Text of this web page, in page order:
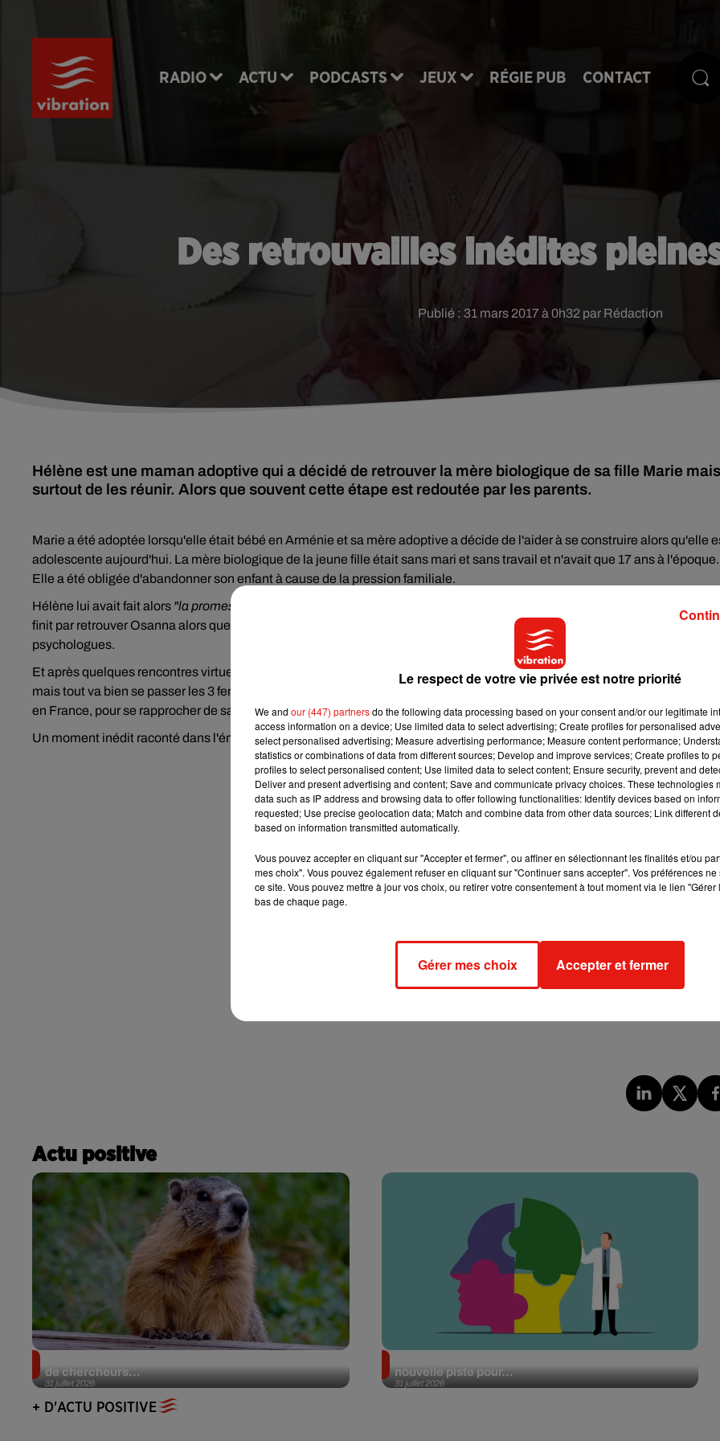
RADIO ACTU PODCASTS JEUX RÉGIE PUB CONTACT
Des retrouvailles inédites
Publié : 31 mars 2017 à 0h32 par Rédaction
Hélène est une maman adoptive qui a décidé de retrouver la mère biologique de sa fille Marie mais
surtout de les réunir. Alors que souvent cette étape est redoutée par les parents.
Marie a été adoptée lorsqu'elle était bébé en Arménie et sa mère adoptive a décide de l'aider à se construire alors qu'elle
adolescente aujourd'hui. La mère biologique de la jeune fille était sans mari et sans travail et n'avait que 17 ans à l'époque.
Elle a été obligée d'abandonner son enfant à cause de la pression familiale.
Hélène lui avait fait alors "la promesse silencieuse qu'elle connaîtra sa fille"
finit par retrouver Osanna alors que Marie n'avait que 10 ans. Elle lui annonce sans l'avis de son mari et contre celui des
psychologues.
Et après quelques rencontres virtuelles via Skype, Hélène va programmer des retrouvailles réelles. La situation est inédite
mais tout va bien se passer les 3 femmes vont apprendre à se connaître. Hélène va même proposer à Osanna de venir vivre
en France, pour se rapprocher de sa fille biologique.
Un moment inédit raconté dans l'émission "Sept à Huit" sur TF1.
Actu positive
31 juillet 2026
de chercheurs...
31 juillet 2026
nouvelle piste pour...
+ D'ACTU POSITIVE
Le respect de votre vie privée est notre priorité
We and our (447) partnersdo the following data processing based on your consent and/or our legitimate
access information on a device; Use limited data to select advertising; Create profiles for personalised
select personalised advertising; Measure advertising performance; Measure content performance;
statistics or combinations of data from different sources; Develop and improve services; Create profiles to
profiles to select personalised content; Use limited data to select content; Ensure security, prevent and
Deliver and present advertising and content; Save and communicate privacy choices. These technologies
data such as IP address and browsing data to offer following functionalities: Identify devices based on
requested; Use precise geolocation data; Match and combine data from other data sources; Link different
based on information transmitted automatically.
Vous pouvez accepter en cliquant sur "Accepter et fermer", ou affiner en sélectionnant les finalités et/ou
mes choix". Vous pouvez également refuser en cliquant sur "Continuer sans accepter". Vos préférences
ce site. Vous pouvez mettre à jour vos choix, ou retirer votre consentement à tout moment via le lien
bas de chaque page.
Gérer mes choix Accepter et fermer